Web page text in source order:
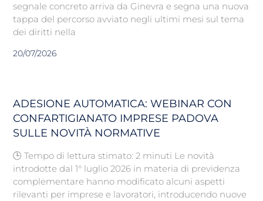
segnale concreto arriva da Ginevra e segna una nuova
tappa del percorso avviato negli ultimi mesi sul tema
dei diritti nella
20/07/2026
ADESIONE AUTOMATICA: WEBINAR CON
CONFARTIGIANATO IMPRESE PADOVA
SULLE NOVITÀ NORMATIVE
🕒 Tempo di lettura stimato: 2 minuti Le novità
introdotte dal 1° luglio 2026 in materia di previdenza
complementare hanno modificato alcuni aspetti
rilevanti per imprese e lavoratori, introducendo nuove